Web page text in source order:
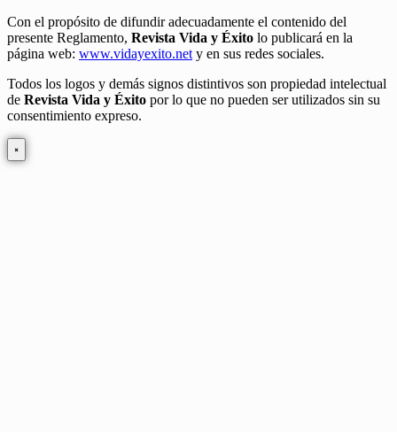
Con el propósito de difundir adecuadamente el contenido del
presente Reglamento, Revista Vida y Éxito lo publicará en la
página web: www.vidayexito.net y en sus redes sociales.
Todos los logos y demás signos distintivos son propiedad intelectual
de Revista Vida y Éxito por lo que no pueden ser utilizados sin su
consentimiento expreso.
×